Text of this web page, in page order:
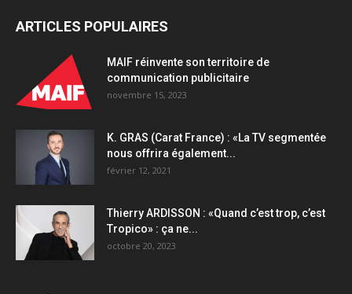
ARTICLES POPULAIRES
MAIF réinvente son territoire de
communication publicitaire
novembre 15, 2023
K. GRAS (Carat France) : «La TV segmentée
nous offrira également...
février 12, 2021
Thierry ARDISSON : «Quand c’est trop, c’est
Tropico» : ça ne...
octobre 20, 2023